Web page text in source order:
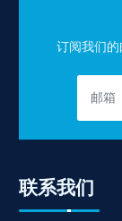
订阅我们的
联系我们